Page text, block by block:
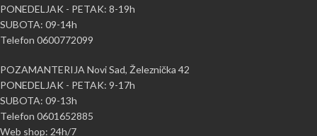
PONEDELJAK - PETAK: 8-19h
SUBOTA: 09-14h
Telefon 0600772099
POZAMANTERIJA Novi Sad, Železnička 42
PONEDELJAK - PETAK: 9-17h
SUBOTA: 09-13h
Telefon 0601652885
Web shop: 24h/7